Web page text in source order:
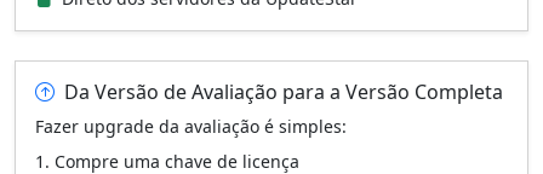
Da Versão de Avaliação para a Versão Completa
Fazer upgrade da avaliação é simples:
Compre uma chave de licença